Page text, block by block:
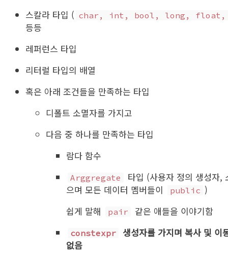
스칼라 타입 ( char, int, bool, long, float,
등등
레퍼런스 타입
리터럴 타입의 배열
혹은 아래 조건들을 만족하는 타입
디폴트 소멸자를 가지고
다음 중 하나를 만족하는 타입
람다 함수
Arggregate
타입 (사용자 정의 생성자,
으며 모든 데이터 멤버들이
public )
쉽게 말해
pair 같은 애들을 이야기함
constexpr
생성자를 가지며 복사 및 이
없음